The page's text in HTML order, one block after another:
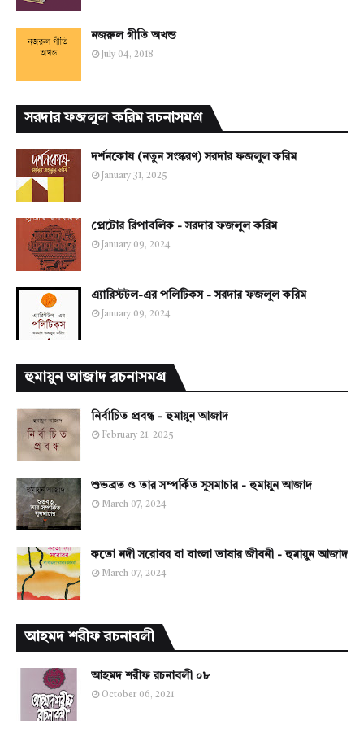
নজরুল গীতি অখন্ড
July 04, 2018
সরদার ফজলুল করিম রচনাসমগ্র
দর্শনকোষ (নতুন সংস্করণ) সরদার ফজলুল করিম
January 31, 2025
প্লেটোর রিপাবলিক - সরদার ফজলুল করিম
January 09, 2024
এ্যারিস্টটল-এর পলিটিকস - সরদার ফজলুল করিম
January 09, 2024
হুমায়ুন আজাদ রচনাসমগ্র
নির্বাচিত প্রবন্ধ - হুমায়ুন আজাদ
February 21, 2025
শুভব্রত ও তার সম্পর্কিত সুসমাচার - হুমায়ুন আজাদ
March 07, 2024
কতো নদী সরোবর বা বাংলা ভাষার জীবনী - হুমায়ুন আজাদ
March 07, 2024
আহমদ শরীফ রচনাবলী
আহমদ শরীফ রচনাবলী ০৮
October 06, 2021